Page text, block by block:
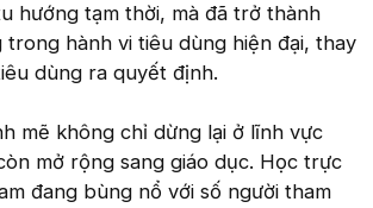
hướng tạm thời, mà đã trở thành
hành vi tiêu dùng hiện đại, thay
dùng ra quyết định.
mẽ không chỉ dừng lại ở lĩnh vực
mở rộng sang giáo dục. Học trực
đang bùng nổ với số người tham